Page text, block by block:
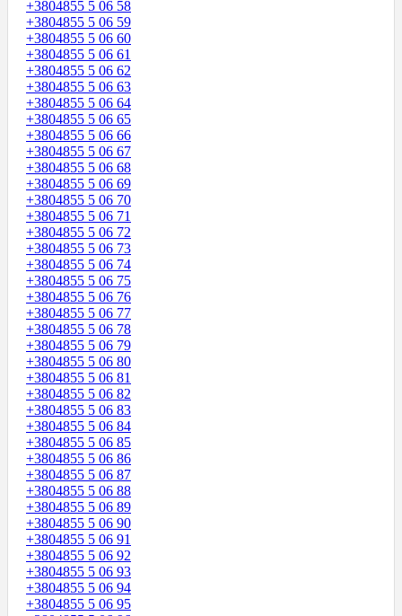
+3804855 5 06 58
+3804855 5 06 59
+3804855 5 06 60
+3804855 5 06 61
+3804855 5 06 62
+3804855 5 06 63
+3804855 5 06 64
+3804855 5 06 65
+3804855 5 06 66
+3804855 5 06 67
+3804855 5 06 68
+3804855 5 06 69
+3804855 5 06 70
+3804855 5 06 71
+3804855 5 06 72
+3804855 5 06 73
+3804855 5 06 74
+3804855 5 06 75
+3804855 5 06 76
+3804855 5 06 77
+3804855 5 06 78
+3804855 5 06 79
+3804855 5 06 80
+3804855 5 06 81
+3804855 5 06 82
+3804855 5 06 83
+3804855 5 06 84
+3804855 5 06 85
+3804855 5 06 86
+3804855 5 06 87
+3804855 5 06 88
+3804855 5 06 89
+3804855 5 06 90
+3804855 5 06 91
+3804855 5 06 92
+3804855 5 06 93
+3804855 5 06 94
+3804855 5 06 95